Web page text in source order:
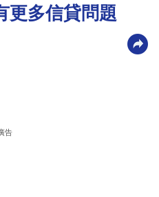
更多信貸問題
告